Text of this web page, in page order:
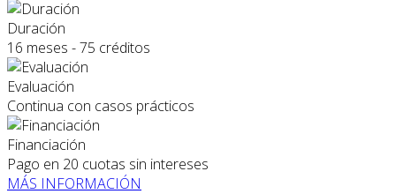
Duración
16 meses - 75 créditos
Evaluación
Continua con casos prácticos
Financiación
Pago en 20 cuotas sin intereses
MÁS INFORMACIÓN